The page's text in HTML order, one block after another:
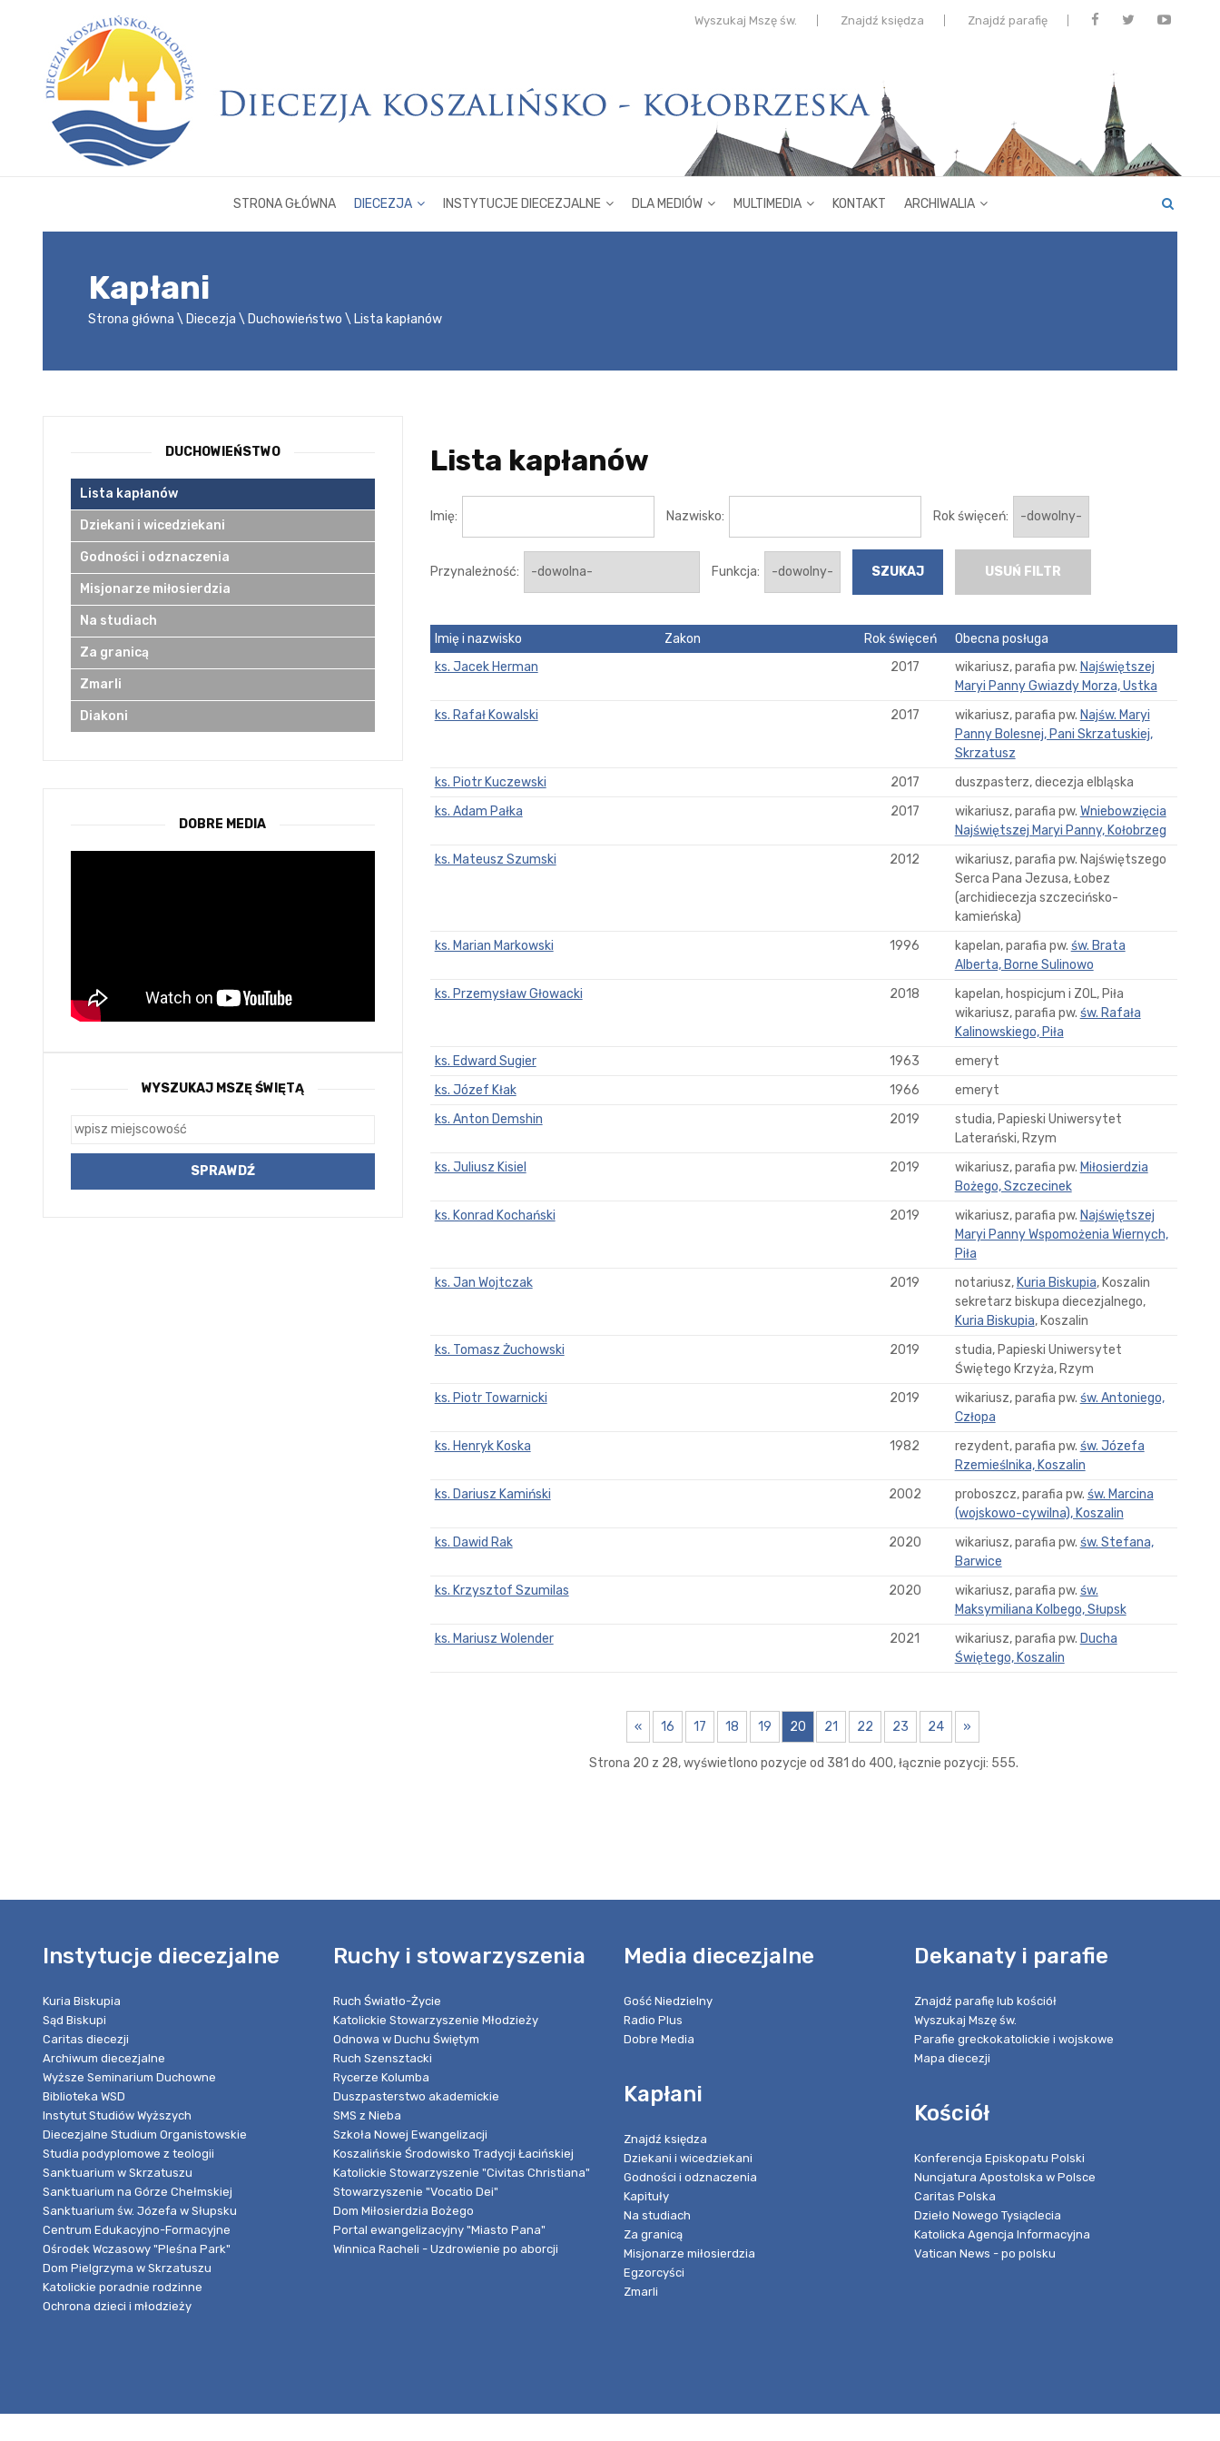
Wyszukaj Mszę św. Znajdź księdza Znajdź parafię
STRONA GŁÓWNA DIECEZJA INSTYTUCJE DIECEZJALNE DLA MEDIÓW MULTIMEDIA KONTAKT ARCHIWALIA
Kapłani
Strona główna Diecezja Duchowieństwo Lista kapłanów
Lista kapłanów
Imię: Nazwisko: Rok święceń:
Przynależność: Funkcja: USUŃ FILTR
Imię i nazwisko Zakon Rok święceń
Obecna posługa
ks. Jacek Herman
2017 wikariusz, parafia pw. Najświętszej
Maryi Panny Gwiazdy Morza, Ustka
ks. Rafał Kowalski
2017 wikariusz, parafia pw. Najśw. Maryi
Panny Bolesnej, Pani Skrzatuskiej,
Skrzatusz
ks. Piotr Kuczewski
2017
duszpasterz, diecezja elbląska
ks. Adam Pałka
2017 wikariusz, parafia pw. Wniebowzięcia
Najświętszej Maryi Panny, Kołobrzeg
ks. Mateusz Szumski
2012
wikariusz, parafia pw. Najświętszego
Serca Pana Jezusa, Łobez
(archidiecezja szczecińsko-
kamieńska)
ks. Marian Markowski
1996 kapelan, parafia pw. św. Brata
Alberta, Borne Sulinowo
ks. Przemysław Głowacki
2018
kapelan, hospicjum i ZOL, Piła
wikariusz, parafia pw. św. Rafała
Kalinowskiego, Piła
ks. Edward Sugier
1963
emeryt
ks. Józef Kłak
1966
emeryt
ks. Anton Demshin
2019
studia, Papieski Uniwersytet
Laterański, Rzym
ks. Juliusz Kisiel
2019 wikariusz, parafia pw. Miłosierdzia
Bożego, Szczecinek
ks. Konrad Kochański
2019 wikariusz, parafia pw. Najświętszej
Maryi Panny Wspomożenia Wiernych,
Piła
ks. Jan Wojtczak
2019 notariusz, Kuria Biskupia, Koszalin
sekretarz biskupa diecezjalnego,
Kuria Biskupia, Koszalin
ks. Tomasz Żuchowski
2019
studia, Papieski Uniwersytet
Świętego Krzyża, Rzym
ks. Piotr Towarnicki
2019 wikariusz, parafia pw. św. Antoniego,
Człopa
ks. Henryk Koska
1982 rezydent, parafia pw. św. Józefa
Rzemieślnika, Koszalin
ks. Dariusz Kamiński
2002 proboszcz, parafia pw. św. Marcina
(wojskowo-cywilna), Koszalin
ks. Dawid Rak
2020 wikariusz, parafia pw. św. Stefana,
Barwice
ks. Krzysztof Szumilas
2020 wikariusz, parafia pw. św.
Maksymiliana Kolbego, Słupsk
ks. Mariusz Wolender
2021 wikariusz, parafia pw. Ducha
Świętego, Koszalin
« 16 17 18 19 20 21 22 23 24 »
Strona 20 z 28, wyświetlono pozycje od 381 do 400, łącznie pozycji: 555.
DUCHOWIEŃSTWO
Lista kapłanów
Dziekani i wicedziekani
Godności i odznaczenia
Misjonarze miłosierdzia
Na studiach
Za granicą
Zmarli
Diakoni
DOBRE MEDIA
WYSZUKAJ MSZĘ ŚWIĘTĄ
Instytucje diecezjalne
Kuria Biskupia
Sąd Biskupi
Caritas diecezji
Archiwum diecezjalne
Wyższe Seminarium Duchowne
Biblioteka WSD
Instytut Studiów Wyższych
Diecezjalne Studium Organistowskie
Studia podyplomowe z teologii
Sanktuarium w Skrzatuszu
Sanktuarium na Górze Chełmskiej
Sanktuarium św. Józefa w Słupsku
Centrum Edukacyjno-Formacyjne
Ośrodek Wczasowy "Pleśna Park"
Dom Pielgrzyma w Skrzatuszu
Katolickie poradnie rodzinne
Ochrona dzieci i młodzieży
Ruchy i stowarzyszenia
Ruch Światło-Życie
Katolickie Stowarzyszenie Młodzieży
Odnowa w Duchu Świętym
Ruch Szensztacki
Rycerze Kolumba
Duszpasterstwo akademickie
SMS z Nieba
Szkoła Nowej Ewangelizacji
Koszalińskie Środowisko Tradycji Łacińskiej
Katolickie Stowarzyszenie "Civitas Christiana"
Stowarzyszenie "Vocatio Dei"
Dom Miłosierdzia Bożego
Portal ewangelizacyjny "Miasto Pana"
Winnica Racheli - Uzdrowienie po aborcji
Media diecezjalne
Gość Niedzielny
Radio Plus
Dobre Media
Kapłani
Znajdź księdza
Dziekani i wicedziekani
Godności i odznaczenia
Kapituły
Na studiach
Za granicą
Misjonarze miłosierdzia
Egzorcyści
Zmarli
Dekanaty i parafie
Znajdź parafię lub kościół
Wyszukaj Mszę św.
Parafie greckokatolickie i wojskowe
Mapa diecezji
Kościół
Konferencja Episkopatu Polski
Nuncjatura Apostolska w Polsce
Caritas Polska
Dzieło Nowego Tysiąclecia
Katolicka Agencja Informacyjna
Vatican News - po polsku